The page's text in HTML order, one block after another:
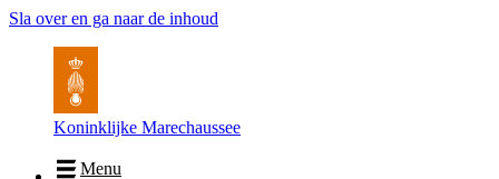
Sla over en ga naar de inhoud
Koninklijke Marechaussee
Menu